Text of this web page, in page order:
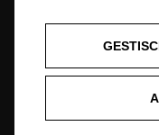
eventuali reclami o
sito.
all'interno del sito e del
alcuna condizione,